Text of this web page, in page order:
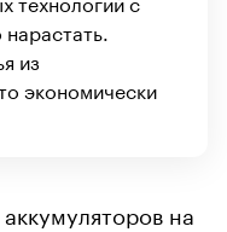
из
экономически
на